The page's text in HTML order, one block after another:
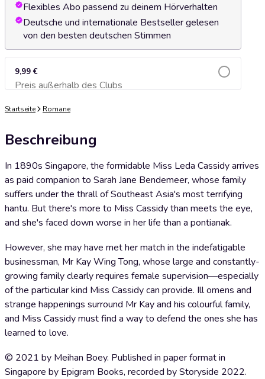
Flexibles Abo passend zu deinem Hörverhalten
Deutsche und internationale Bestseller gelesen
von den besten deutschen Stimmen
9,99 €
Preis außerhalb des ClubsZum Warenkorb hinzufügen
Startseite Romane
Beschreibung
In 1890s Singapore, the formidable Miss Leda Cassidy arrives
as paid companion to Sarah Jane Bendemeer, whose family
suffers under the thrall of Southeast Asia's most terrifying
hantu. But there's more to Miss Cassidy than meets the eye,
and she's faced down worse in her life than a pontianak.
However, she may have met her match in the indefatigable
businessman, Mr Kay Wing Tong, whose large and constantly-
growing family clearly requires female supervision—especially
of the particular kind Miss Cassidy can provide. Ill omens and
strange happenings surround Mr Kay and his colourful family,
and Miss Cassidy must find a way to defend the ones she has
learned to love.
© 2021 by Meihan Boey. Published in paper format in
Singapore by Epigram Books, recorded by Storyside 2022.